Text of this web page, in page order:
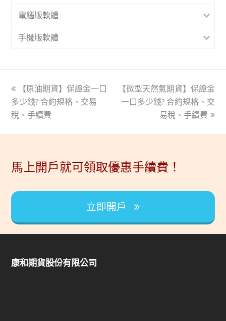
電腦版軟體
手機版軟體
上
一
篇
【原油期貨】保證金一口
多少錢? 合約規格、交易
稅、手續費
下
一
【微型天然氣期貨】保證金
一口多少錢? 合約規格、交
易稅、手續費
馬上開戶就可領取優惠手續費！
立即開戶
康和期貨股份有限公司